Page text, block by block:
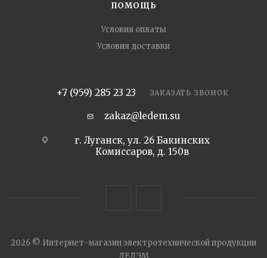
ПОМОЩЬ
Условия оплаты
Условия доставки
+7 (959) 285 23 23 ЗАКАЗАТЬ ЗВОНОК
zakaz@ledem.su
г. Луганск, ул. 26 Бакинских
Комиссаров, д. 150в
2026 © Интернет-магазин электротехнической продукции
ЛЕДЭМ